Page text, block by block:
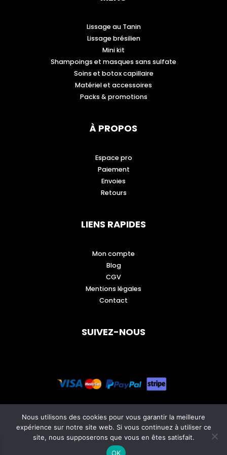
Lissage au Tanin
Lissage brésilien
Mini kit
Shampoings et masques sans sulfate
Soins et botox capillaire
Matériel et accessoires
Packs & promotions
À PROPOS
Espace pro
Paiement
Envoies
Retours
LIENS RAPIDES
Mon compte
Blog
CGV
Mentions légales
Contact
SUIVEZ-NOUS
Nous utilisons des cookies pour vous garantir la meilleure
expérience sur notre site web. Si vous continuez à utiliser ce
site, nous supposerons que vous en êtes satisfait.
OK